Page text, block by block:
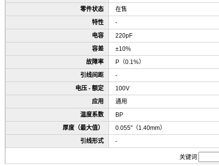
零件状态
在售
特性
-
电容
220pF
容差
±10%
故障率
P（0.1%）
引线间距
-
电压 - 额定
100V
应用
通用
温度系数
BP
厚度（最大值）
0.055"（1.40mm）
引线形式
-
关键词